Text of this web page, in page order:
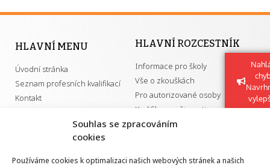
Souhlas se zpracováním
cookies
Používáme cookies k optimalizaci našich webových stránek a našich
HLAVNÍ MENU
Úvodní stránka
Seznam profesních kvalifikací
Kontakt
HLAVNÍ ROZCESTNÍK
Informace pro školy
Vše o zkouškách
Pro autorizované osoby
Kvalifikace a živnosti